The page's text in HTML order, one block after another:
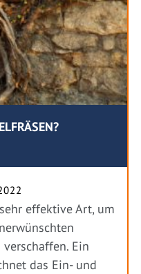
effektive Art, um
Ein
das Ein- und